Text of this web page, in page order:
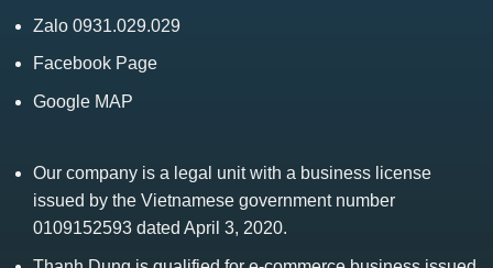
Zalo 0931.029.029
Facebook Page
Google MAP
Our company is a legal unit with a business license
issued by the Vietnamese government number
0109152593 dated April 3, 2020.